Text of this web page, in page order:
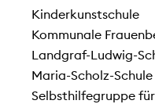
Kinderkunstschule
Kommunale
Landgraf-Ludwig-
Maria-Scholz-Schule
Selbsthilfegruppe